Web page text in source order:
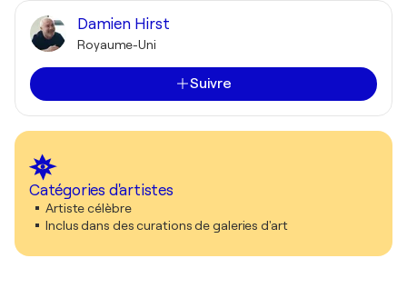
Damien Hirst
Royaume-Uni
Suivre
Catégories d'artistes
Artiste célèbre
Inclus dans des curations de galeries d'art